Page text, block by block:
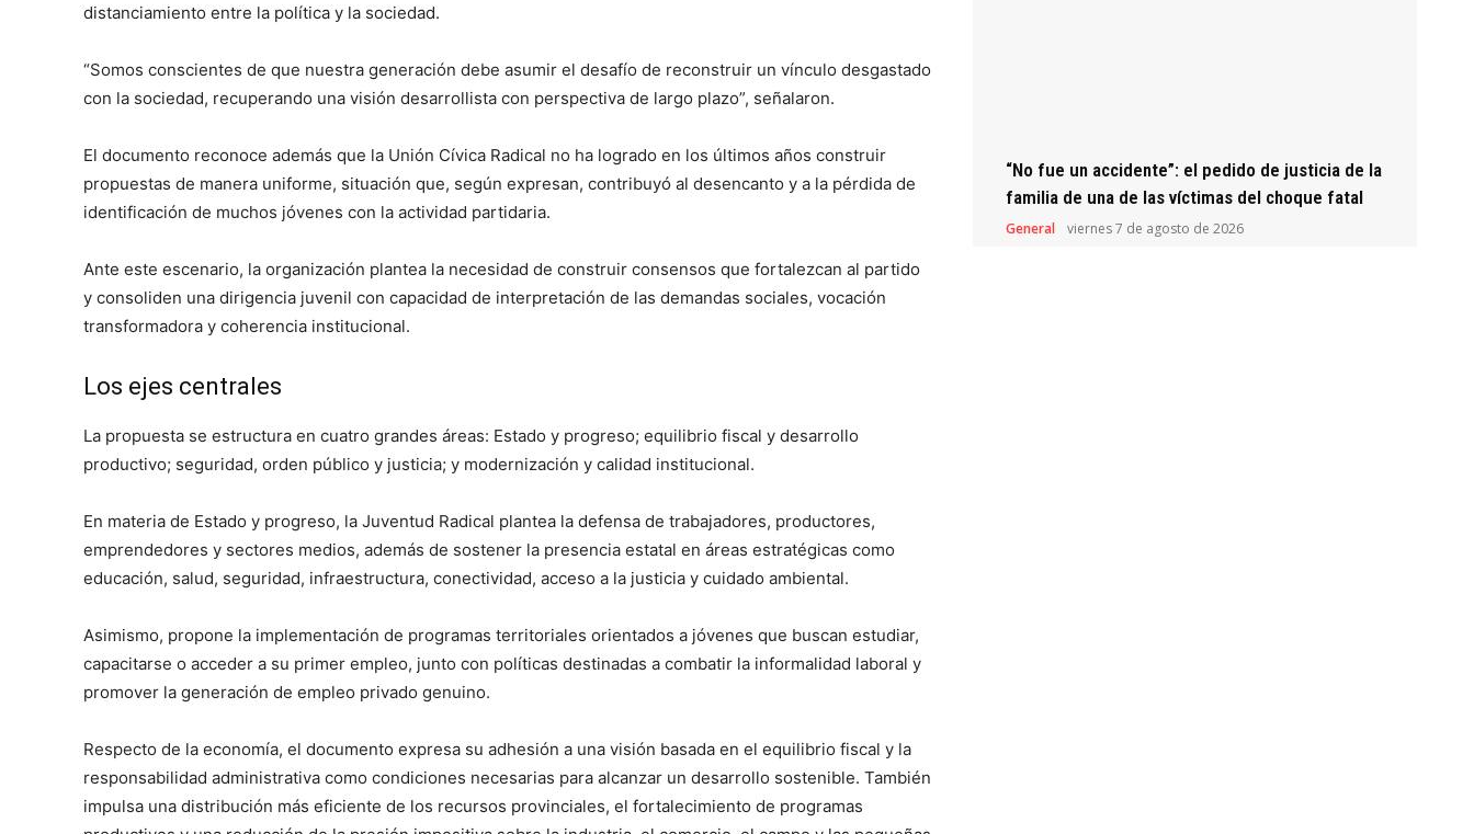
distanciamiento entre la política y la sociedad.
“Somos conscientes de que nuestra generación debe asumir el desafío de reconstruir un vínculo desgastado
con la sociedad, recuperando una visión desarrollista con perspectiva de largo plazo”, señalaron.
El documento reconoce además que la Unión Cívica Radical no ha logrado en los últimos años construir
propuestas de manera uniforme, situación que, según expresan, contribuyó al desencanto y a la pérdida de
identificación de muchos jóvenes con la actividad partidaria.
Ante este escenario, la organización plantea la necesidad de construir consensos que fortalezcan al partido
y consoliden una dirigencia juvenil con capacidad de interpretación de las demandas sociales, vocación
transformadora y coherencia institucional.
Los ejes centrales
La propuesta se estructura en cuatro grandes áreas: Estado y progreso; equilibrio fiscal y desarrollo
productivo; seguridad, orden público y justicia; y modernización y calidad institucional.
En materia de Estado y progreso, la Juventud Radical plantea la defensa de trabajadores, productores,
emprendedores y sectores medios, además de sostener la presencia estatal en áreas estratégicas como
educación, salud, seguridad, infraestructura, conectividad, acceso a la justicia y cuidado ambiental.
Asimismo, propone la implementación de programas territoriales orientados a jóvenes que buscan estudiar,
capacitarse o acceder a su primer empleo, junto con políticas destinadas a combatir la informalidad laboral y
promover la generación de empleo privado genuino.
Respecto de la economía, el documento expresa su adhesión a una visión basada en el equilibrio fiscal y la
responsabilidad administrativa como condiciones necesarias para alcanzar un desarrollo sostenible. También
impulsa una distribución más eficiente de los recursos provinciales, el fortalecimiento de programas
“No fue un accidente”: el pedido de justicia de la
familia de una de las víctimas del choque fatal
General viernes 7 de agosto de 2026